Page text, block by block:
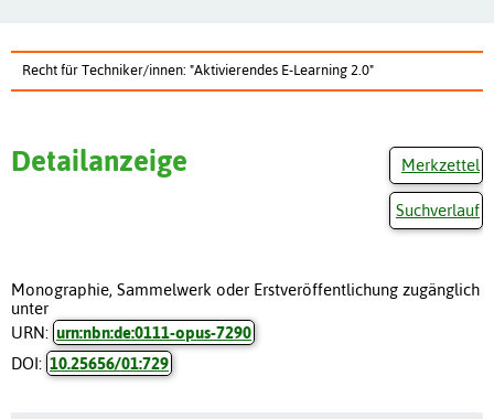
Recht für Techniker/innen: "Aktivierendes E-Learning 2.0"
Merkzettel
Suchverlauf
Detailanzeige
Monographie, Sammelwerk oder Erstveröffentlichung zugänglich
unter
URN: urn:nbn:de:0111-opus-7290
DOI: 10.25656/01:729